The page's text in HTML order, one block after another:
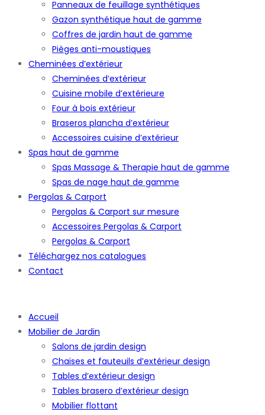
Panneaux de feuillage synthétiques
Gazon synthétique haut de gamme
Coffres de jardin haut de gamme
Pièges anti-moustiques
Cheminées d’extérieur
Cheminées d’extérieur
Cuisine mobile d’extérieure
Four à bois extérieur
Braseros plancha d’extérieur
Accessoires cuisine d’extérieur
Spas haut de gamme
Spas Massage & Therapie haut de gamme
Spas de nage haut de gamme
Pergolas & Carport
Pergolas & Carport sur mesure
Accessoires Pergolas & Carport
Pergolas & Carport
Téléchargez nos catalogues
Contact
Accueil
Mobilier de Jardin
Salons de jardin design
Chaises et fauteuils d’extérieur design
Tables d’extérieur design
Tables brasero d’extérieur design
Mobilier flottant